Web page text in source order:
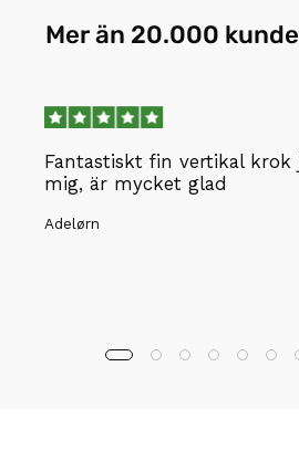
Mer än 20.000
Fantastiskt fin vertikal krok
mig, är mycket glad
Adelørn